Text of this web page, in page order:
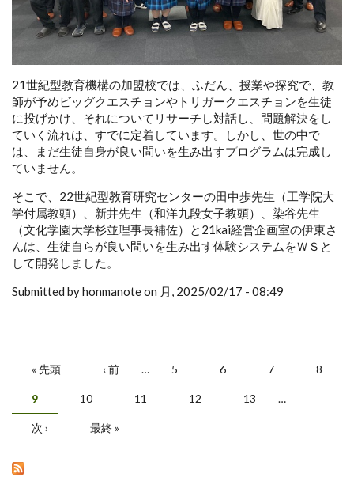
21世紀型教育機構の加盟校では、ふだん、授業や探究で、教
師が予めビッグクエスチョンやトリガークエスチョンを生徒
に投げかけ、それについてリサーチし対話し、問題解決をし
ていく流れは、すでに定着しています。しかし、世の中で
は、まだ生徒自身が良い問いを生み出すプログラムは完成し
ていません。
そこで、22世紀型教育研究センターの田中歩先生（工学院大
学付属教頭）、新井先生（和洋九段女子教頭）、染谷先生
（文化学園大学杉並理事長補佐）と21kai経営企画室の伊東さ
んは、生徒自らが良い問いを生み出す体験システムをＷＳと
して開発しました。
Submitted by honmanote on 月, 2025/02/17 - 08:49
ページ
« 先頭 ‹ 前 … 5 6 7 8
9 10 11 12 13 …
次 › 最終 »